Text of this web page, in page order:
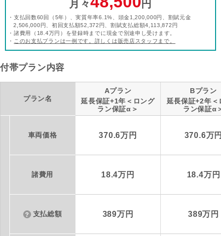
月々 円
・支払回数60回（5年）、実質年率6.1%、頭金1,200,000円、割賦元金
2,506,000円、初回支払額52,372円、割賦支払総額4,113,872円
・諸費用（18.4万円）を登録時までに現金で別途申し受けます。
・ このお支払プランは一例です。詳しくは販売店スタッフまで。
付帯プラン内容
プラン名
Aプラン
延長保証+1年＜ロング
ラン保証α＞
Bプラン
延長保証+2年＜
ラン保証α
車両価格 370.6万円 370.6万
諸費用 18.4万円 18.4万円
支払総額 389万円 389万円